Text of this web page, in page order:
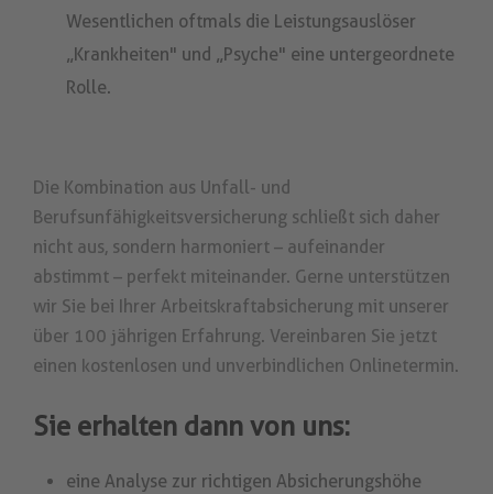
Wesentlichen oftmals die Leistungsauslöser
„Krankheiten" und „Psyche" eine untergeordnete
Rolle.
Die Kombination aus Unfall- und
Berufsunfähigkeitsversicherung schließt sich daher
nicht aus, sondern harmoniert – aufeinander
abstimmt – perfekt miteinander. Gerne unterstützen
wir Sie bei Ihrer Arbeitskraftabsicherung mit unserer
über 100 jährigen Erfahrung. Vereinbaren Sie jetzt
einen kostenlosen und unverbindlichen Onlinetermin.
Sie erhalten dann von uns:
eine Analyse zur richtigen Absicherungshöhe